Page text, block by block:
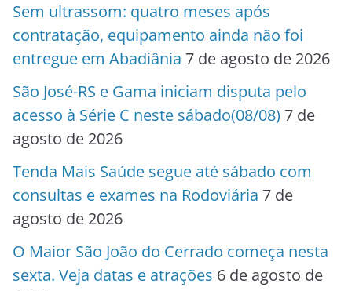
Sem ultrassom: quatro meses após
contratação, equipamento ainda não foi
entregue em Abadiânia 7 de agosto de 2026
São José-RS e Gama iniciam disputa pelo
acesso à Série C neste sábado(08/08) 7 de
agosto de 2026
Tenda Mais Saúde segue até sábado com
consultas e exames na Rodoviária 7 de
agosto de 2026
O Maior São João do Cerrado começa nesta
sexta. Veja datas e atrações 6 de agosto de